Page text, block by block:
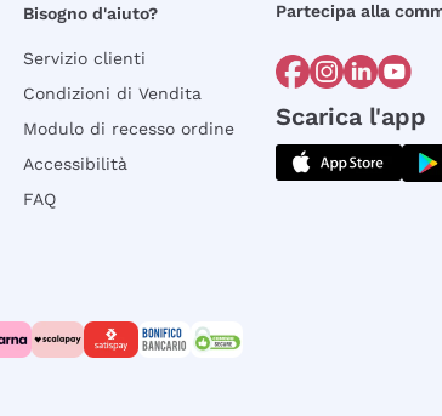
Bisogno d'aiuto?
Servizio clienti
Condizioni di Vendita
Modulo di recesso ordine
Accessibilità
FAQ
Partecipa alla
Scarica l'app